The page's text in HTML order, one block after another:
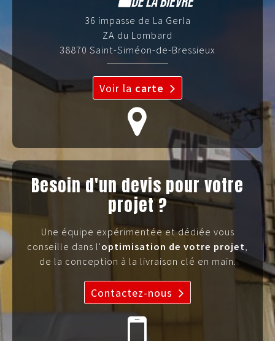
36 impasse de La Gerla
ZA du Lombard
38870 Saint-Siméon-de-Bressieux
Voir la carte
Besoin d'un devis pour votre
projet ?
Une équipe expérimentée et dédiée vous
conseille dans l'optimisation de votre projet,
de la conception à la livraison clé en main.
Contactez-nous